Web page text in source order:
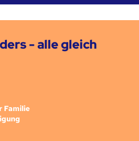
- alle gleich
Familie